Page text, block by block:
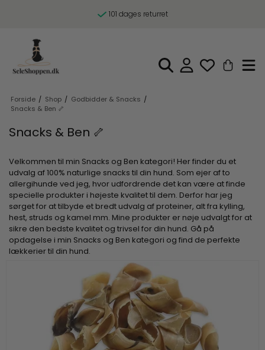
101 dages returret
Forside / Shop / Godbidder & Snacks /
Snacks & Ben 🦴
Snacks & Ben 🦴
Velkommen til min Snacks og Ben kategori! Her finder du et
udvalg af 100% naturlige snacks til din hund. Som ejer af to
allergihunde ved jeg, hvor udfordrende det kan være at finde
specielle produkter i højeste kvalitet til dem. Derfor har jeg
sørget for at tilbyde et bredt udvalg af proteiner, alt fra kylling,
hest, struds og kamel mm. Mine produkter er nøje udvalgt for at
sikre den bedste kvalitet og trivsel for din hund. Gå på
opdagelse i min Snacks og Ben kategori og find de perfekte
lækkerier til din hund.